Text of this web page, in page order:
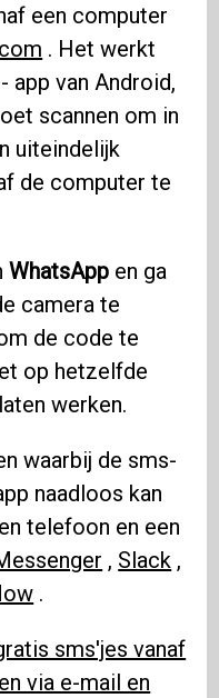
een computer
. Het werkt
- app van Android,
scannen om in
uiteindelijk
de computer te
WhatsApp en ga
camera te
de code te
op hetzelfde
werken.
waarbij de sms-
naadloos kan
telefoon en een
, Slack ,
.
sms'jes vanaf
via e-mail en